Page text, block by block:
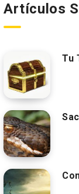
Artículos
Tu